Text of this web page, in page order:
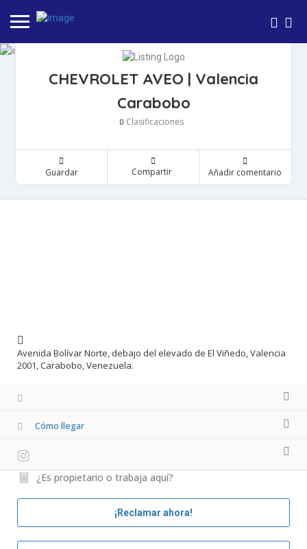
CHEVROLET AVEO | Valencia
Carabobo
0 Clasificaciones
Guardar Compartir Añadir comentario
Avenida Bolívar Norte, debajo del elevado de El Viñedo, Valencia
2001, Carabobo, Venezuela.
Cómo llegar
¿Es propietario o trabaja aquí?
¡Reclamar ahora!